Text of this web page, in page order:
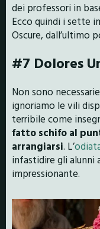
dei professori in
Ecco quindi i sette
Oscure, dall’ultimo
#7 Dolores
Non sono
ignoriamo le vili
terribile come
fatto schifo al
arrangiarsi. L’
infastidire gli alunni
impressionante.